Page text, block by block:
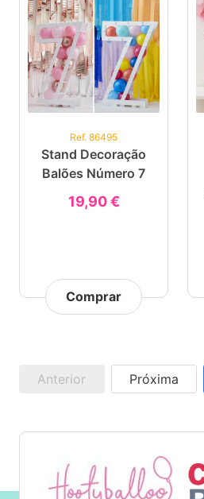
Ref. 86495
Stand Decoração
Balões Número 7
19,90 €
Comprar
Anterior Próxima